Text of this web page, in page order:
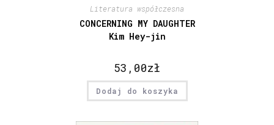
Literatura współczesna
CONCERNING MY DAUGHTER
Kim Hey-jin
53,00zł
Dodaj do koszyka